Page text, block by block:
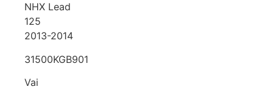
NHX Lead
125
2013-2014
31500KGB901
Vai